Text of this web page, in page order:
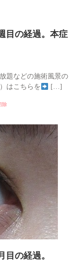
目の経過。本症
題などの施術風景の
はこちらを
[…]
除
目の経過。